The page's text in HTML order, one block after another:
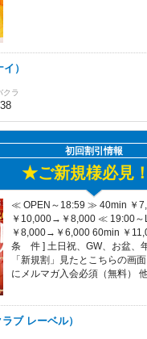
）
クラ
初回割引情報
★ご新規様必見
≪ OPEN～18:59 ≫ 40min ￥
￥10,000→￥8,000 ≪ 19:00
￥8,000→￥6,000 60min ￥
条 件 ] 土日祝、GW、お盆、
「新規割」見たとこちらの画
にメルマガ入会必須（無料）
ブ レーベル）